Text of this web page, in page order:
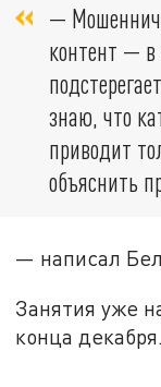
—
контент — в
знаю, что
приводит
объяснить
— написал
Занятия уже
конца декабря.